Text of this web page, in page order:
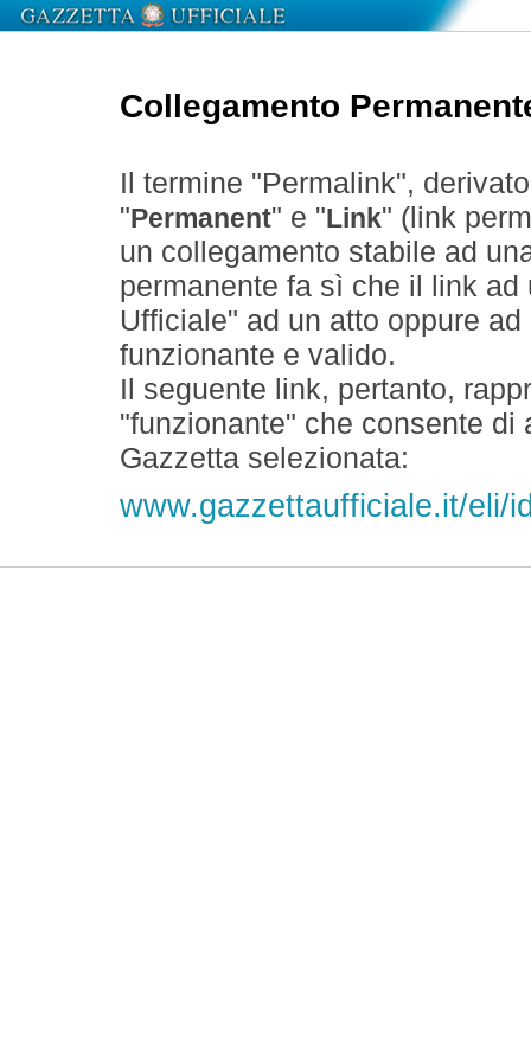
Collegamento
Il termine "Permalink",
" Permanent" e " Link" (link
un collegamento stabile ad
permanente fa sì che il link
Ufficiale" ad un atto oppure
funzionante e valido.
Il seguente link, pertanto,
"funzionante" che consente
Gazzetta selezionata:
www.gazzettaufficiale.it/eli/